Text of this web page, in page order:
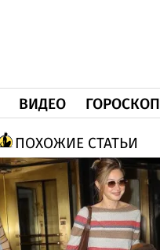
ВИДЕО ГОРОСКОП
ПОХОЖИЕ СТАТЬИ